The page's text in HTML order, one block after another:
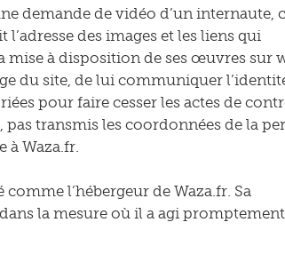
demande de vidéo d’un internaute,
des images et les liens qui
mise à disposition de ses œuvres sur
du site, de lui communiquer
pour faire cesser les actes de
pas transmis les coordonnées de la
à Waza.fr.
l’hébergeur de Waza.fr. Sa
la mesure où il a agi